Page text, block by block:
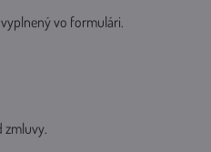
vo formulári.
zmluvy.